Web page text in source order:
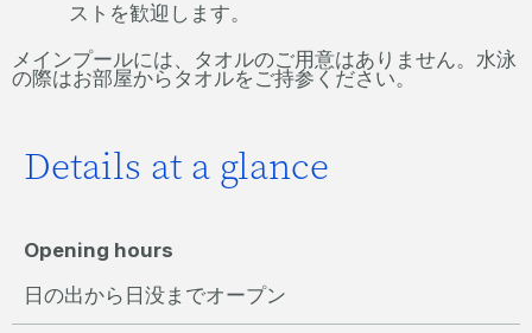
ストを歓迎します。
メインプールには、タオルのご用意はありません。水泳
の際はお部屋からタオルをご持参ください。
Details at a glance
Opening hours
日の出から日没までオープン